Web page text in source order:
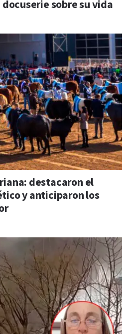
sobre su vida
destacaron el
y anticiparon los